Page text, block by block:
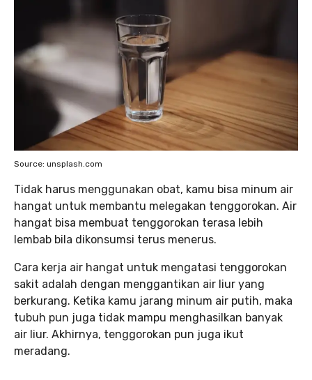
Source: unsplash.com
Tidak harus menggunakan obat, kamu bisa minum air
hangat untuk membantu melegakan tenggorokan. Air
hangat bisa membuat tenggorokan terasa lebih
lembab bila dikonsumsi terus menerus.
Cara kerja air hangat untuk mengatasi tenggorokan
sakit adalah dengan menggantikan air liur yang
berkurang. Ketika kamu jarang minum air putih, maka
tubuh pun juga tidak mampu menghasilkan banyak
air liur. Akhirnya, tenggorokan pun juga ikut
meradang.